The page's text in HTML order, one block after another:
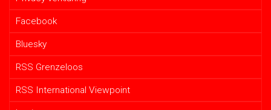
Facebook
Bluesky
RSS Grenzeloos
RSS International Viewpoint